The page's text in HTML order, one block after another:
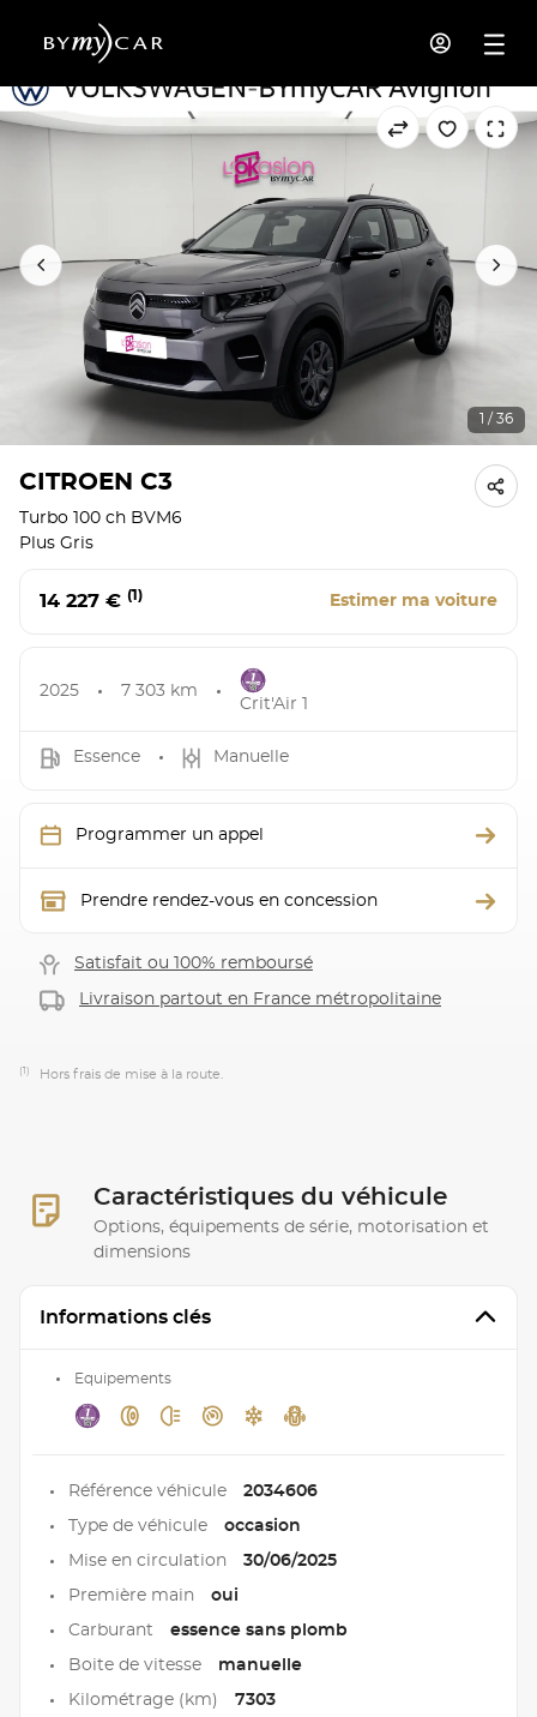
1 / 36
CITROEN C3
Turbo 100 ch BVM6
Plus Gris
14 227 € (1) Estimer ma voiture
2025 7 303 km
Crit'Air 1
Essence Manuelle
Programmer un appel
Prendre rendez-vous en concession
Satisfait ou 100% remboursé
Livraison partout en France métropolitaine
(1) Hors frais de mise à la route.
Caractéristiques du véhicule
Options, équipements de série, motorisation et
dimensions
Informations clés
Equipements
Référence véhicule 2034606
Type de véhicule occasion
Mise en circulation 30/06/2025
Première main oui
Carburant essence sans plomb
Boite de vitesse manuelle
Kilométrage (km) 7303